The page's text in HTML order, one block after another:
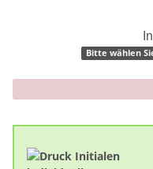
Bitte wählen
x